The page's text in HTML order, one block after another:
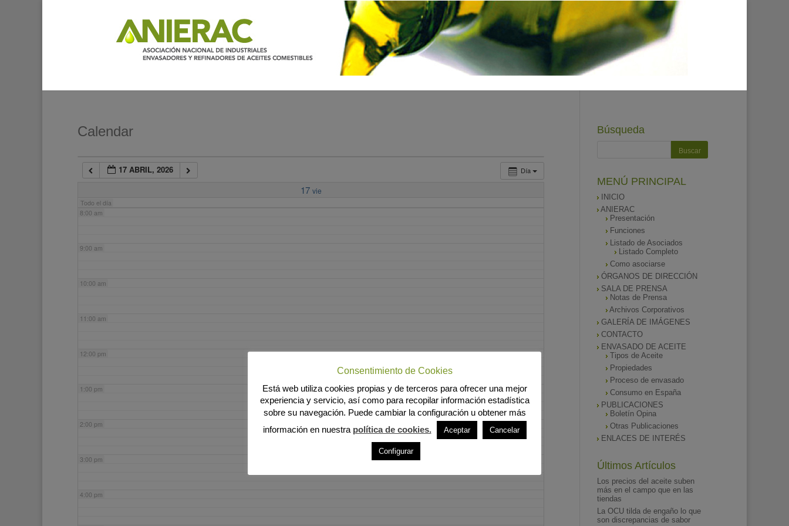
Calendar
Día
17 ABRIL, 2026
17 vie
Todo el día
7:00 am
8:00 am
9:00 am
10:00 am
11:00 am
12:00 pm
1:00 pm
2:00 pm
3:00 pm
4:00 pm
Búsqueda
MENÚ PRINCIPAL
INICIO
ANIERAC
Presentación
Funciones
Listado de Asociados
Listado Completo
Como asociarse
ÓRGANOS DE DIRECCIÓN
SALA DE PRENSA
Notas de Prensa
Archivos Corporativos
GALERÍA DE IMÁGENES
CONTACTO
ENVASADO DE ACEITE
Tipos de Aceite
Propiedades
Proceso de envasado
Consumo en España
PUBLICACIONES
Boletín Opina
Otras Publicaciones
ENLACES DE INTERÉS
Últimos Artículos
Los precios del aceite suben
más en el campo que en las
tiendas
La OCU tilda de engaño lo que
son discrepancias de sabor
Consentimiento de Cookies
Está web utiliza cookies propias y de terceros para ofrecer una mejor
experiencia y servicio, así como para recopilar información estadística
sobre su navegación. Puede cambiar la configuración u obtener más
información en nuestra política de cookies. Aceptar Cancelar
Configurar